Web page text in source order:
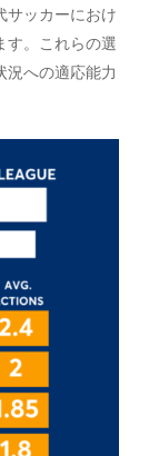
サッカーにおけ
す。これらの選
況への適応能力